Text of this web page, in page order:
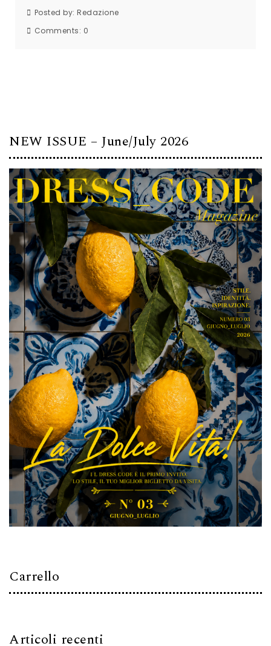
Posted by: Redazione
Comments: 0
NEW ISSUE – June/July 2026
Carrello
Articoli recenti